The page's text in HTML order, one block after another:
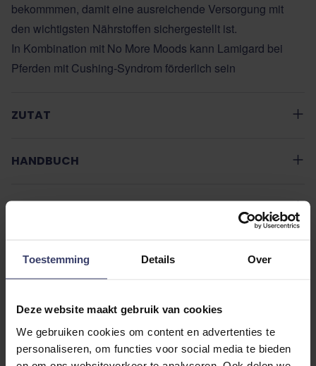
Toestemming Details Over
Deze website maakt gebruik van cookies
We gebruiken cookies om content en advertenties te
personaliseren, om functies voor social media te bieden
bekommmen, damit eine ausreichende Versorgung mit
den wichtigsten Nährstoffen sichergestellt ist.
In Kombination mit No More Moods kann Lamigard bei
Pferden mit Cushing-Syndrom förderlich sein
ZUTAT
HANDBUCH
ADDITIONAL INFORMATION
Kundenbewertungen